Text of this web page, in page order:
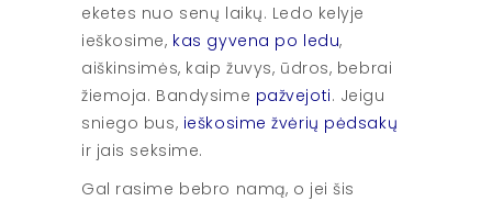
eketes nuo senų laikų. Ledo kelyje
ieškosime, kas gyvena po ledu,
aiškinsimės, kaip žuvys, ūdros, bebrai
žiemoja. Bandysime pažvejoti. Jeigu
sniego bus, ieškosime žvėrių pėdsakų
ir jais seksime.
Gal rasime bebro namą, o jei šis